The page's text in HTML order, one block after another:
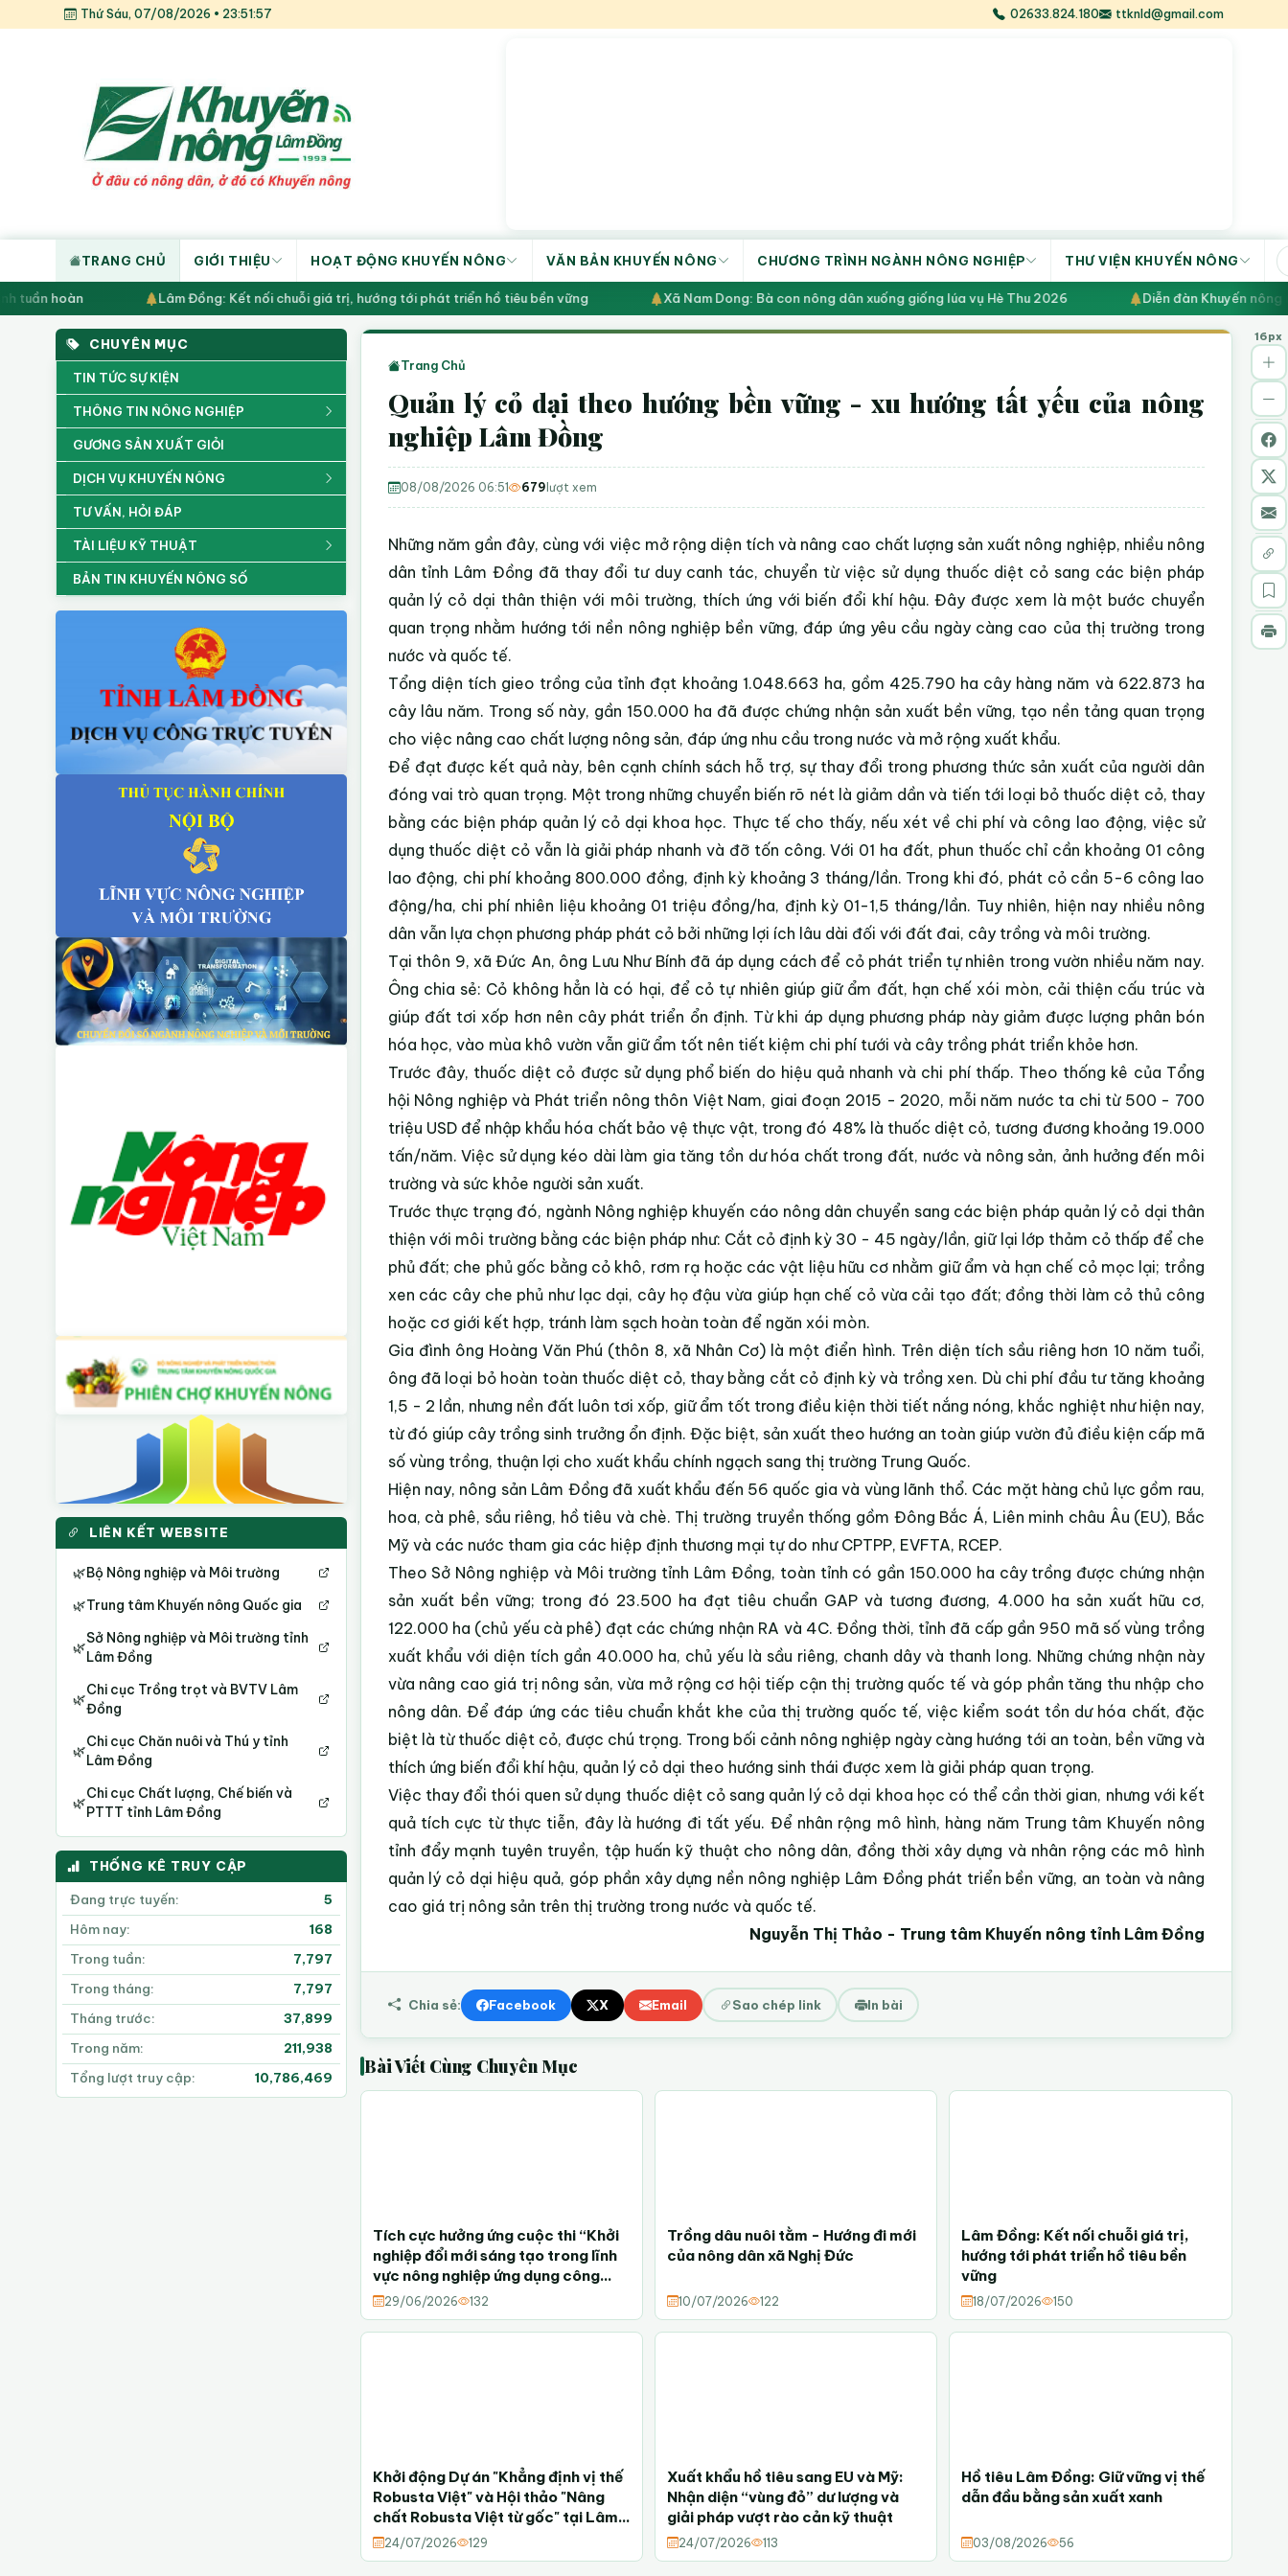
Thứ Sáu, 07/08/2026 • 23:51:57 02633.824.180 ttknld@gmail.com
TRANG CHỦ GIỚI THIỆU HOẠT ĐỘNG KHUYẾN NÔNG VĂN BẢN KHUYẾN NÔNG CHƯƠNG TRÌNH NGÀNH NÔNG NGHIỆP THƯ VIỆN KHUYẾN NÔNG
tuần hoàn Lâm Đồng: Kết nối chuỗi giá trị, hướng tới phát triển hồ tiêu bền vững Xã Nam Dong: Bà con nông dân xuống giống lúa vụ Hè Thu 2026 Diễn đàn Khuyến nông
CHUYÊN MỤC
TIN TỨC SỰ KIỆN
THÔNG TIN NÔNG NGHIỆP
GƯƠNG SẢN XUẤT GIỎI
DỊCH VỤ KHUYẾN NÔNG
TƯ VẤN, HỎI ĐÁP
TÀI LIỆU KỸ THUẬT
BẢN TIN KHUYẾN NÔNG SỐ
LIÊN KẾT WEBSITE
🌿Bộ Nông nghiệp và Môi trường
🌿Trung tâm Khuyến nông Quốc gia
🌿
Sở Nông nghiệp và Môi trường tỉnh
Lâm Đồng
🌿
Chi cục Trồng trọt và BVTV Lâm
Đồng
🌿
Chi cục Chăn nuôi và Thú y tỉnh
Lâm Đồng
🌿
Chi cục Chất lượng, Chế biến và
PTTT tỉnh Lâm Đồng
THỐNG KÊ TRUY CẬP
Đang trực tuyến:
5
Hôm nay:
168
Trong tuần:
7,797
Trong tháng:
7,797
Tháng trước:
37,899
Trong năm:
211,938
Tổng lượt truy cập:
10,786,469
16px
Trang Chủ
Quản lý cỏ dại theo hướng bền vững - xu hướng tất yếu của nông
nghiệp Lâm Đồng
08/08/2026 06:51 679 lượt xem
Những năm gần đây, cùng với việc mở rộng diện tích và nâng cao chất lượng sản xuất nông nghiệp, nhiều nông
dân tỉnh Lâm Đồng đã thay đổi tư duy canh tác, chuyển từ việc sử dụng thuốc diệt cỏ sang các biện pháp
quản lý cỏ dại thân thiện với môi trường, thích ứng với biến đổi khí hậu. Đây được xem là một bước chuyển
quan trọng nhằm hướng tới nền nông nghiệp bền vững, đáp ứng yêu cầu ngày càng cao của thị trường trong
nước và quốc tế.
Tổng diện tích gieo trồng của tỉnh đạt khoảng 1.048.663 ha, gồm 425.790 ha cây hàng năm và 622.873 ha
cây lâu năm. Trong số này, gần 150.000 ha đã được chứng nhận sản xuất bền vững, tạo nền tảng quan trọng
cho việc nâng cao chất lượng nông sản, đáp ứng nhu cầu trong nước và mở rộng xuất khẩu.
Để đạt được kết quả này, bên cạnh chính sách hỗ trợ, sự thay đổi trong phương thức sản xuất của người dân
đóng vai trò quan trọng. Một trong những chuyển biến rõ nét là giảm dần và tiến tới loại bỏ thuốc diệt cỏ, thay
bằng các biện pháp quản lý cỏ dại khoa học. Thực tế cho thấy, nếu xét về chi phí và công lao động, việc sử
dụng thuốc diệt cỏ vẫn là giải pháp nhanh và đỡ tốn công. Với 01 ha đất, phun thuốc chỉ cần khoảng 01 công
lao động, chi phí khoảng 800.000 đồng, định kỳ khoảng 3 tháng/lần. Trong khi đó, phát cỏ cần 5-6 công lao
động/ha, chi phí nhiên liệu khoảng 01 triệu đồng/ha, định kỳ 01-1,5 tháng/lần. Tuy nhiên, hiện nay nhiều nông
dân vẫn lựa chọn phương pháp phát cỏ bởi những lợi ích lâu dài đối với đất đai, cây trồng và môi trường.
Tại thôn 9, xã Đức An, ông Lưu Như Bính đã áp dụng cách để cỏ phát triển tự nhiên trong vườn nhiều năm nay.
Ông chia sẻ: Cỏ không hẳn là có hại, để cỏ tự nhiên giúp giữ ẩm đất, hạn chế xói mòn, cải thiện cấu trúc và
giúp đất tơi xốp hơn nên cây phát triển ổn định. Từ khi áp dụng phương pháp này giảm được lượng phân bón
hóa học, vào mùa khô vườn vẫn giữ ẩm tốt nên tiết kiệm chi phí tưới và cây trồng phát triển khỏe hơn.
Trước đây, thuốc diệt cỏ được sử dụng phổ biến do hiệu quả nhanh và chi phí thấp. Theo thống kê của Tổng
hội Nông nghiệp và Phát triển nông thôn Việt Nam, giai đoạn 2015 - 2020, mỗi năm nước ta chi từ 500 - 700
triệu USD để nhập khẩu hóa chất bảo vệ thực vật, trong đó 48% là thuốc diệt cỏ, tương đương khoảng 19.000
tấn/năm. Việc sử dụng kéo dài làm gia tăng tồn dư hóa chất trong đất, nước và nông sản, ảnh hưởng đến môi
trường và sức khỏe người sản xuất.
Trước thực trạng đó, ngành Nông nghiệp khuyến cáo nông dân chuyển sang các biện pháp quản lý cỏ dại thân
thiện với môi trường bằng các biện pháp như: Cắt cỏ định kỳ 30 - 45 ngày/lần, giữ lại lớp thảm cỏ thấp để che
phủ đất; che phủ gốc bằng cỏ khô, rơm rạ hoặc các vật liệu hữu cơ nhằm giữ ẩm và hạn chế cỏ mọc lại; trồng
xen các cây che phủ như lạc dại, cây họ đậu vừa giúp hạn chế cỏ vừa cải tạo đất; đồng thời làm cỏ thủ công
hoặc cơ giới kết hợp, tránh làm sạch hoàn toàn để ngăn xói mòn.
Gia đình ông Hoàng Văn Phú (thôn 8, xã Nhân Cơ) là một điển hình. Trên diện tích sầu riêng hơn 10 năm tuổi,
ông đã loại bỏ hoàn toàn thuốc diệt cỏ, thay bằng cắt cỏ định kỳ và trồng xen. Dù chi phí đầu tư tăng khoảng
1,5 - 2 lần, nhưng nền đất luôn tơi xốp, giữ ẩm tốt trong điều kiện thời tiết nắng nóng, khắc nghiệt như hiện nay,
từ đó giúp cây trồng sinh trưởng ổn định. Đặc biệt, sản xuất theo hướng an toàn giúp vườn đủ điều kiện cấp mã
số vùng trồng, thuận lợi cho xuất khẩu chính ngạch sang thị trường Trung Quốc.
Hiện nay, nông sản Lâm Đồng đã xuất khẩu đến 56 quốc gia và vùng lãnh thổ. Các mặt hàng chủ lực gồm rau,
hoa, cà phê, sầu riêng, hồ tiêu và chè. Thị trường truyền thống gồm Đông Bắc Á, Liên minh châu Âu (EU), Bắc
Mỹ và các nước tham gia các hiệp định thương mại tự do như CPTPP, EVFTA, RCEP.
Theo Sở Nông nghiệp và Môi trường tỉnh Lâm Đồng, toàn tỉnh có gần 150.000 ha cây trồng được chứng nhận
sản xuất bền vững; trong đó 23.500 ha đạt tiêu chuẩn GAP và tương đương, 4.000 ha sản xuất hữu cơ,
122.000 ha (chủ yếu cà phê) đạt các chứng nhận RA và 4C. Đồng thời, tỉnh đã cấp gần 950 mã số vùng trồng
xuất khẩu với diện tích gần 40.000 ha, chủ yếu là sầu riêng, chanh dây và thanh long. Những chứng nhận này
vừa nâng cao giá trị nông sản, vừa mở rộng cơ hội tiếp cận thị trường quốc tế và góp phần tăng thu nhập cho
nông dân. Để đáp ứng các tiêu chuẩn khắt khe của thị trường quốc tế, việc kiểm soát tồn dư hóa chất, đặc
biệt là từ thuốc diệt cỏ, được chú trọng. Trong bối cảnh nông nghiệp ngày càng hướng tới an toàn, bền vững và
thích ứng biến đổi khí hậu, quản lý cỏ dại theo hướng sinh thái được xem là giải pháp quan trọng.
Việc thay đổi thói quen sử dụng thuốc diệt cỏ sang quản lý cỏ dại khoa học có thể cần thời gian, nhưng với kết
quả tích cực từ thực tiễn, đây là hướng đi tất yếu. Để nhân rộng mô hình, hàng năm Trung tâm Khuyến nông
tỉnh đẩy mạnh tuyên truyền, tập huấn kỹ thuật cho nông dân, đồng thời xây dựng và nhân rộng các mô hình
quản lý cỏ dại hiệu quả, góp phần xây dựng nền nông nghiệp Lâm Đồng phát triển bền vững, an toàn và nâng
cao giá trị nông sản trên thị trường trong nước và quốc tế.
Nguyễn Thị Thảo - Trung tâm Khuyến nông tỉnh Lâm Đồng
Chia sẻ: Facebook X Email Sao chép link In bài
Bài Viết Cùng Chuyên Mục
Tích cực hưởng ứng cuộc thi “Khởi
nghiệp đổi mới sáng tạo trong lĩnh
vực nông nghiệp ứng dụng công
nghệ cao năm 2026”
29/06/2026 132
Trồng dâu nuôi tằm - Hướng đi mới
của nông dân xã Nghị Đức
10/07/2026 122
Lâm Đồng: Kết nối chuỗi giá trị,
hướng tới phát triển hồ tiêu bền
vững
18/07/2026 150
Khởi động Dự án "Khẳng định vị thế
Robusta Việt" và Hội thảo "Nâng
chất Robusta Việt từ gốc" tại Lâm
Đồng
24/07/2026 129
Xuất khẩu hồ tiêu sang EU và Mỹ:
Nhận diện “vùng đỏ” dư lượng và
giải pháp vượt rào cản kỹ thuật
24/07/2026 113
Hồ tiêu Lâm Đồng: Giữ vững vị thế
dẫn đầu bằng sản xuất xanh
03/08/2026 56